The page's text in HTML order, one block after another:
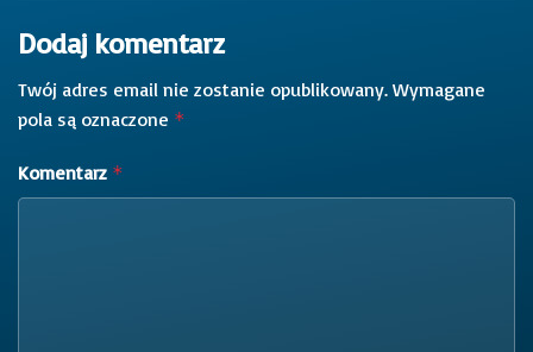
Dodaj komentarz
Twój adres email nie zostanie opublikowany. Wymagane
pola są oznaczone *
Komentarz *